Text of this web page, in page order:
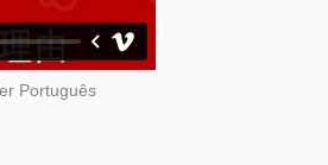
Português